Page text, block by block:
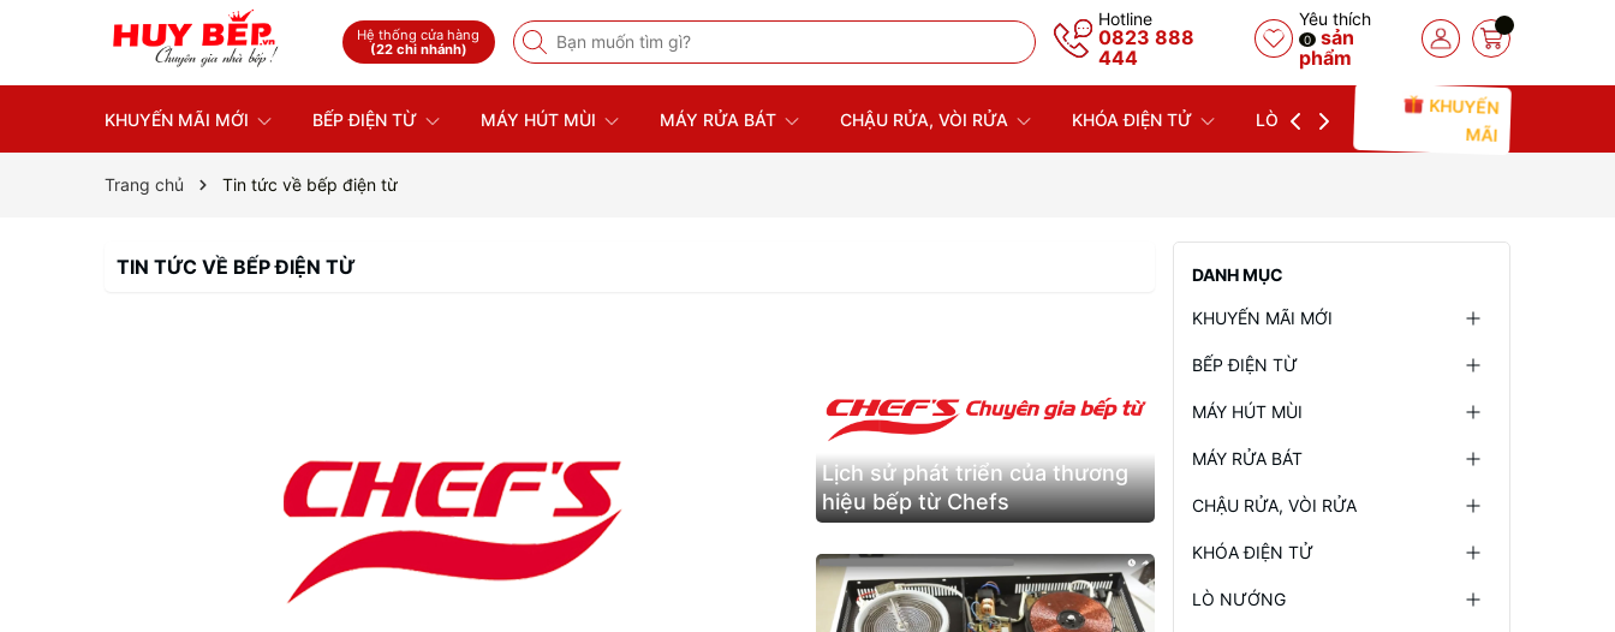
Hệ thống cửa hàng
(22 chi nhánh)
Hotline
0823 888
444
Yêu thích
0
sản
phẩm
KHUYẾN MÃI MỚI BẾP ĐIỆN TỪ MÁY HÚT MÙI MÁY RỬA BÁT CHẬU RỬA, VÒI RỬA KHÓA ĐIỆN TỬ LÒ NƯỚNG LÒ VI SÓNG
KHUYẾN
MÃI
Trang chủ Tin tức về bếp điện từ
TIN TỨC VỀ BẾP ĐIỆN TỪ
Lịch sử phát triển của thương
hiệu bếp từ Chefs
DANH MỤC
KHUYẾN MÃI MỚI
BẾP ĐIỆN TỪ
MÁY HÚT MÙI
MÁY RỬA BÁT
CHẬU RỬA, VÒI RỬA
KHÓA ĐIỆN TỬ
LÒ NƯỚNG